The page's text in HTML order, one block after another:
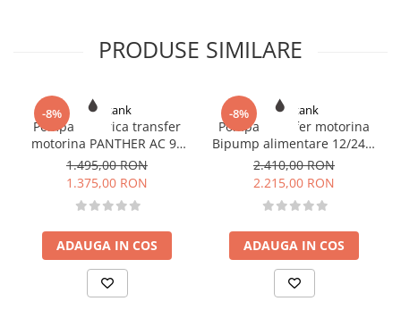
PRODUSE SIMILARE
-8% Romtank
Pompa electrica transfer
motorina PANTHER AC 90
220V
1.495,00 RON
1.375,00 RON
ADAUGA IN COS
-8% Romtank
Pompa transfer motorina
Bipump alimentare 12/24V,
85l/min
2.410,00 RON
2.215,00 RON
ADAUGA IN COS